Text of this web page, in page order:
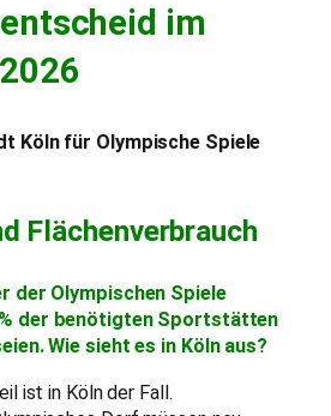
im
Köln für Olympische Spiele
Flächenverbrauch
der Olympischen Spiele
der benötigten Sportstätten
Wie sieht es in Köln aus?
ist in Köln der Fall.